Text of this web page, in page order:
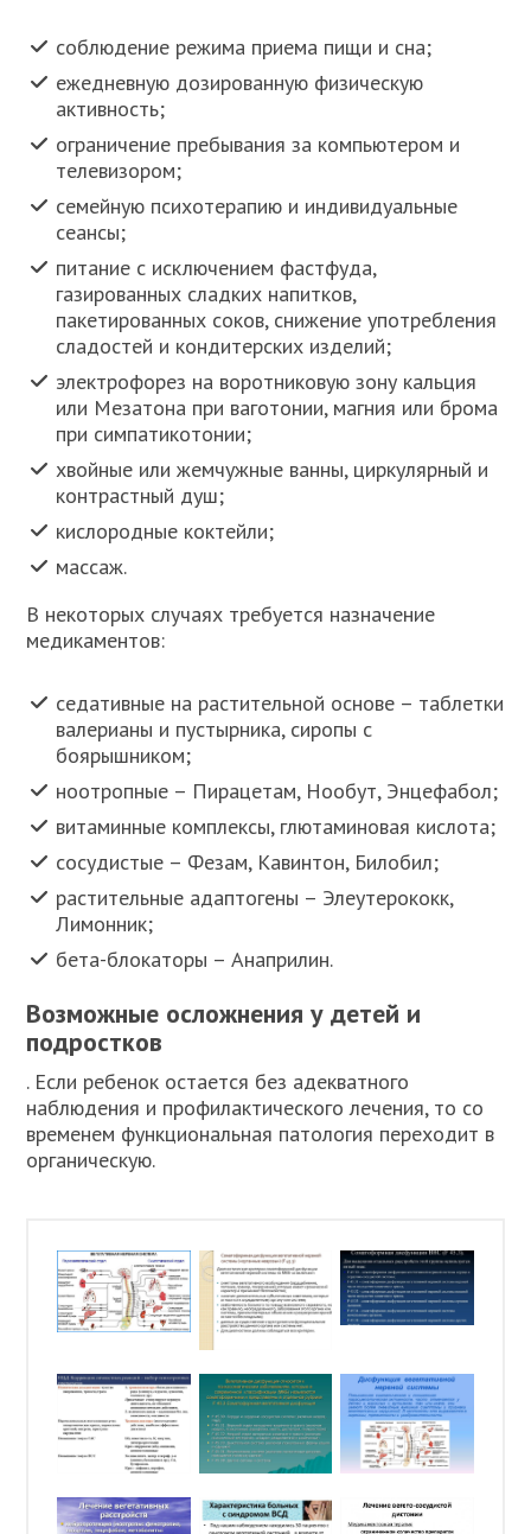
соблюдение режима приема пищи и сна;
ежедневную дозированную физическую
активность;
ограничение пребывания за компьютером и
телевизором;
семейную психотерапию и индивидуальные
сеансы;
питание с исключением фастфуда,
газированных сладких напитков,
пакетированных соков, снижение употребления
сладостей и кондитерских изделий;
электрофорез на воротниковую зону кальция
или Мезатона при ваготонии, магния или брома
при симпатикотонии;
хвойные или жемчужные ванны, циркулярный и
контрастный душ;
кислородные коктейли;
массаж.
В некоторых случаях требуется назначение
медикаментов:
седативные на растительной основе – таблетки
валерианы и пустырника, сиропы с
боярышником;
ноотропные – Пирацетам, Нообут, Энцефабол;
витаминные комплексы, глютаминовая кислота;
сосудистые – Фезам, Кавинтон, Билобил;
растительные адаптогены – Элеутерококк,
Лимонник;
бета-блокаторы – Анаприлин.
Возможные осложнения у детей и
подростков
. Если ребенок остается без адекватного
наблюдения и профилактического лечения, то со
временем функциональная патология переходит в
органическую.